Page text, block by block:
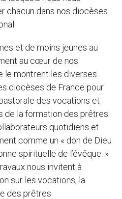
chacun dans nos diocèses
et de moins jeunes au
au cœur de nos
le montrent les diverses
diocèses de France pour
des vocations et
de la formation des prêtres.
quotidiens et
comme un « don de Dieu
spirituelle de l’évêque. »
nous invitent à
sur les vocations, la
des prêtres.